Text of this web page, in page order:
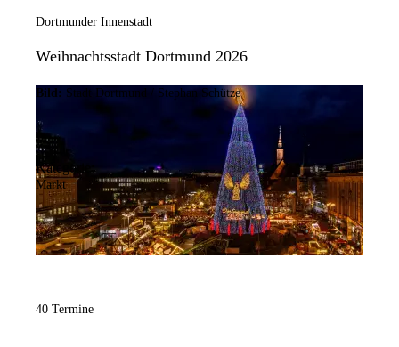
Dortmunder Innenstadt
Weihnachtsstadt Dortmund 2026
Bild: Stadt Dortmund / Stephan Schütze
Kategorie:
Markt
40 Termine